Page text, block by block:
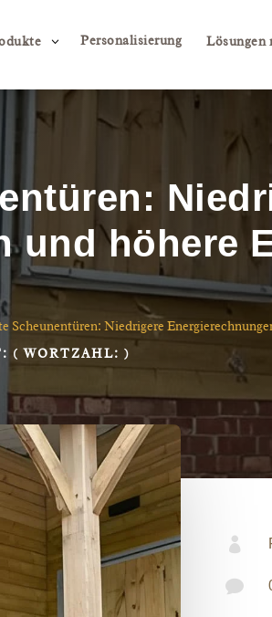
3 Personalisierung Lösungen
und höhere
Scheunentüren: Niedrigere
( WORTZAHL: )

